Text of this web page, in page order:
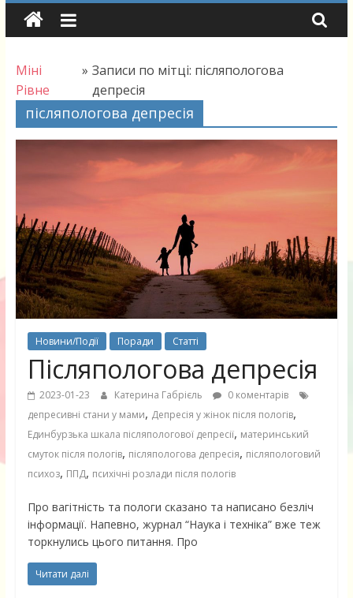
Skip
Міні
Рівне
» Записи по мітці: післяпологова
депресія
післяпологова депресія
Новини/Події Поради Статті
Післяпологова депресія
2023-01-23 Катерина Габрієль
0 коментарів
депресивні стани у мами, Депресія у жінок після пологів,
Единбурзька шкала післяпологової депресії, материнський
смуток після пологів, післяпологова депресія, післяпологовий
психоз, ППД, психічні розлади після пологів
Про вагітність та пологи сказано та написано безліч
інформації. Напевно, журнал “Наука і техніка” вже теж
торкнулись цього питання. Про
Читати далі